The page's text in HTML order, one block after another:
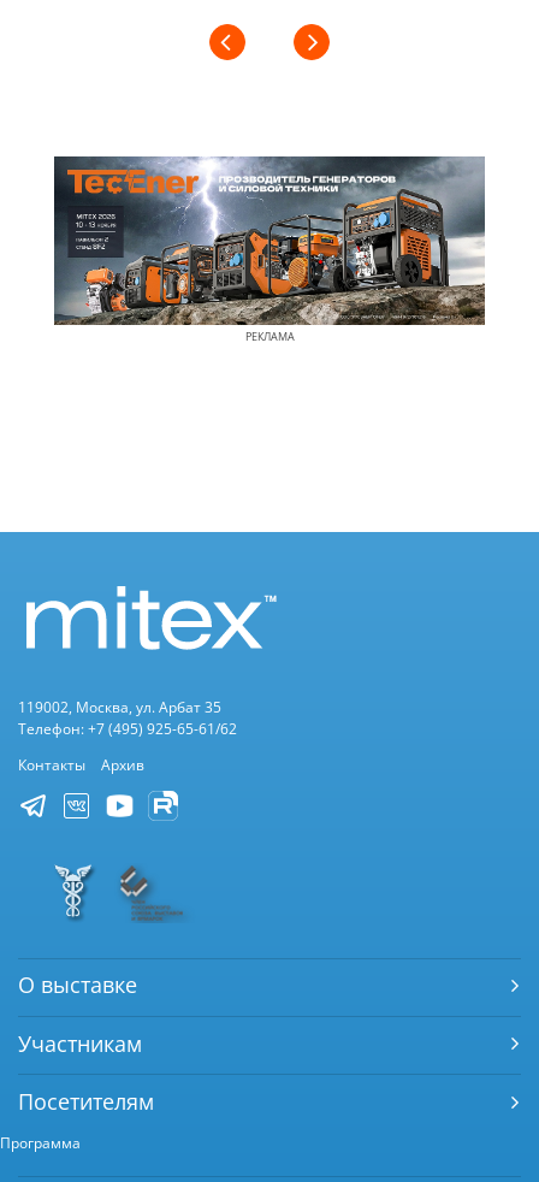
РЕКЛАМА
119002, Москва, ул. Арбат 35
Телефон: +7 (495) 925-65-61/62
Контакты
Архив
О выставке
Участникам
Посетителям
Программа